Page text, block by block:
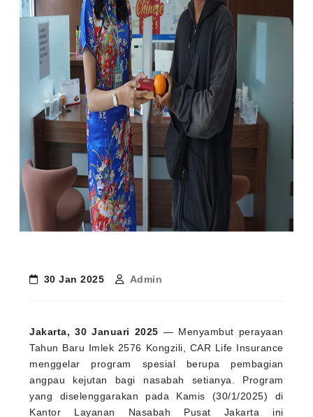
30 Jan 2025 Admin
Jakarta, 30 Januari 2025 — Menyambut perayaan
Tahun Baru Imlek 2576 Kongzili, CAR Life Insurance
menggelar program spesial berupa pembagian
angpau kejutan bagi nasabah setianya. Program
yang diselenggarakan pada Kamis (30/1/2025) di
Kantor Layanan Nasabah Pusat Jakarta ini